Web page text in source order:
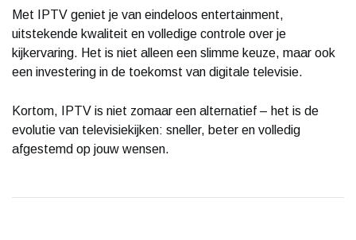
Met IPTV geniet je van eindeloos entertainment,
uitstekende kwaliteit en volledige controle over je
kijkervaring. Het is niet alleen een slimme keuze, maar ook
een investering in de toekomst van digitale televisie.
Kortom, IPTV is niet zomaar een alternatief – het is de
evolutie van televisiekijken: sneller, beter en volledig
afgestemd op jouw wensen.